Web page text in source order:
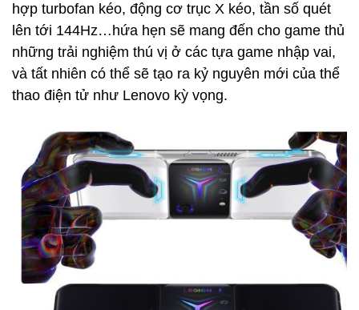
hợp turbofan kéo, động cơ trục X kéo, tần số quét
lên tới 144Hz…hứa hẹn sẽ mang đến cho game thủ
những trải nghiệm thú vị ở các tựa game nhập vai,
và tất nhiên có thể sẽ tạo ra kỷ nguyên mới của thể
thao điện tử như Lenovo kỳ vọng.